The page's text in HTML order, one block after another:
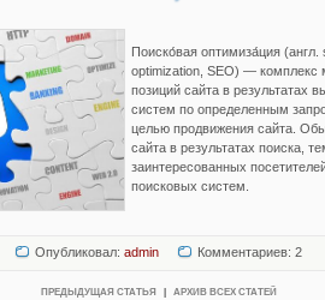
Поиско́вая оптимиза́ция (англ.
optimization, SEO) — комплекс
позиций сайта в результатах
систем по определенным
целью продвижения сайта.
сайта в результатах поиска,
заинтересованных
поисковых систем.
Опубликовал: admin Комментариев: 2
ПРЕДЫДУЩАЯ СТАТЬЯ АРХИВ ВСЕХ СТАТЕЙ